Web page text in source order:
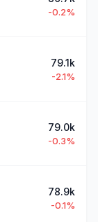
-0.2%
79.1k
-2.1%
79.0k
-0.3%
78.9k
-0.1%